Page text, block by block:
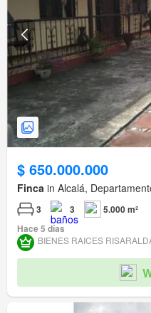
$ 650.000.000
Finca in Alcalá,
3 3
5.000 m²
Hace 5 días
BIENES RAICES